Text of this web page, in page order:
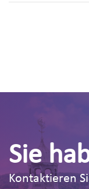
Sie
Kontaktieren